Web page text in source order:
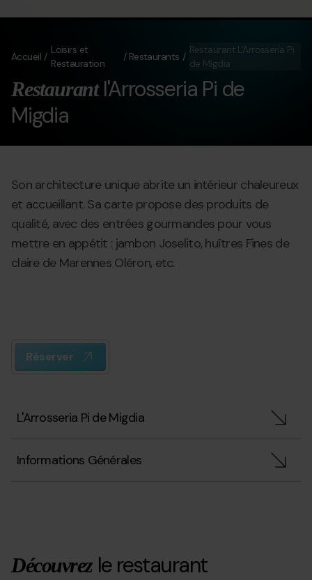
Accueil
Loisirs et
Restauration
Restaurants
Restaurant L'Arrosseria Pi
de Migdia
Restaurantl'Arrosseria Pi de
Migdia
Son architecture unique abrite un intérieur chaleureux
et accueillant. Sa carte propose des produits de
qualité, avec des entrées gourmandes pour vous
mettre en appétit : jambon Joselito, huîtres Fines de
claire de Marennes Oléron, etc.
Réserver
L'Arrosseria Pi de Migdia
Informations Générales
Découvrez le restaurant